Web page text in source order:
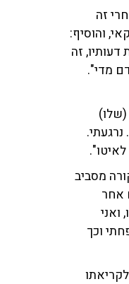
זה
והוסיף:
זה
מדי".
מסביב
אחר
וכך